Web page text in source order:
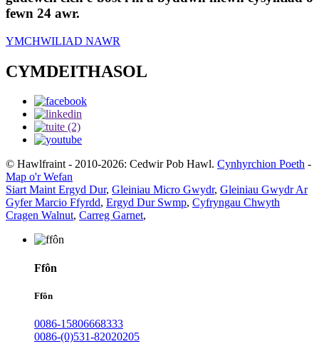
fewn 24 awr.
YMCHWILIAD NAWR
CYMDEITHASOL
© Hawlfraint - 2010-2026: Cedwir Pob Hawl. Cynhyrchion Poeth -
Map o'r Wefan
Siart Maint Ergyd Dur, Gleiniau Micro Gwydr, Gleiniau Gwydr Ar
Gyfer Marcio Ffyrdd, Ergyd Dur Swmp, Cyfryngau Chwyth
Cragen Walnut, Carreg Garnet,
Ffôn
Ffôn
0086-15806668333
0086-(0)531-82020205